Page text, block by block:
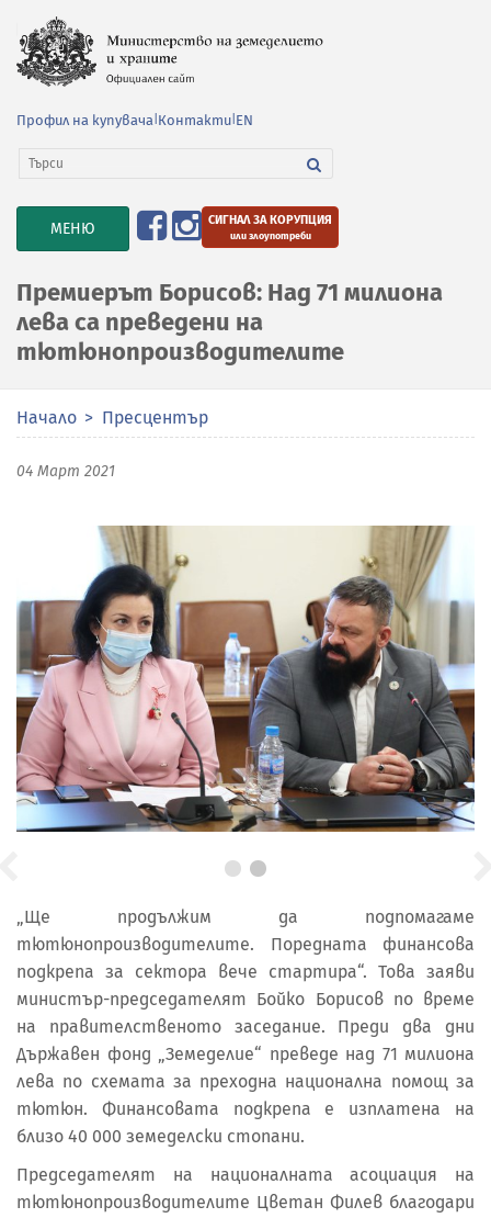
Профил на купувача Контакти EN
TOGGLE
NAVIGATION
МЕНЮ СИГНАЛ ЗА КОРУПЦИЯ
или злоупотреби
Премиерът Борисов: Над 71 милиона
лева са преведени на
тютюнопроизводителите
Начало Пресцентър
04 Март 2021
„Ще продължим да подпомагаме
тютюнопроизводителите. Поредната финансова
подкрепа за сектора вече стартира“. Това заяви
министър-председателят Бойко Борисов по време
на правителственото заседание. Преди два дни
Държавен фонд „Земеделие“ преведе над 71 милиона
лева по схемата за преходна национална помощ за
тютюн. Финансовата подкрепа е изплатена на
близо 40 000 земеделски стопани.
Председателят на националната асоциация на
тютюнопроизводителите Цветан Филев благодари